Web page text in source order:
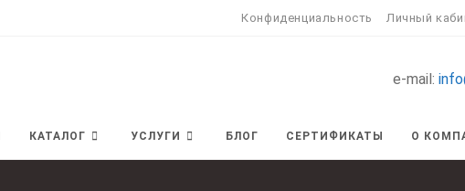
Конфиденциальность Личный
e-mail:
КАТАЛОГ УСЛУГИ БЛОГ СЕРТИФИКАТЫ О